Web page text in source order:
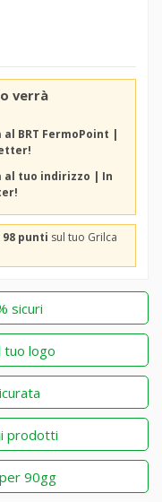
verrà
al BRT FermoPoint |
al tuo indirizzo | In
98 punti sul tuo Grilca
sicuri
tuo logo
prodotti
90gg